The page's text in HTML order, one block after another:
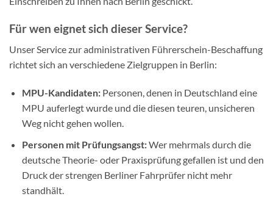
Für wen eignet sich dieser Service?
Unser Service zur administrativen Führerschein-Beschaffung
richtet sich an verschiedene Zielgruppen in Berlin:
MPU-Kandidaten:Personen, denen in Deutschland eine
MPU auferlegt wurde und die diesen teuren, unsicheren
Weg nicht gehen wollen.
Personen mit Prüfungsangst:Wer mehrmals durch die
deutsche Theorie- oder Praxisprüfung gefallen ist und den
Druck der strengen Berliner Fahrprüfer nicht mehr
standhält.